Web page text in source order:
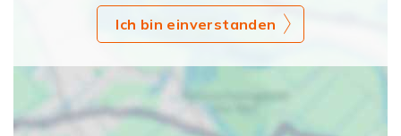
Ich bin einverstanden